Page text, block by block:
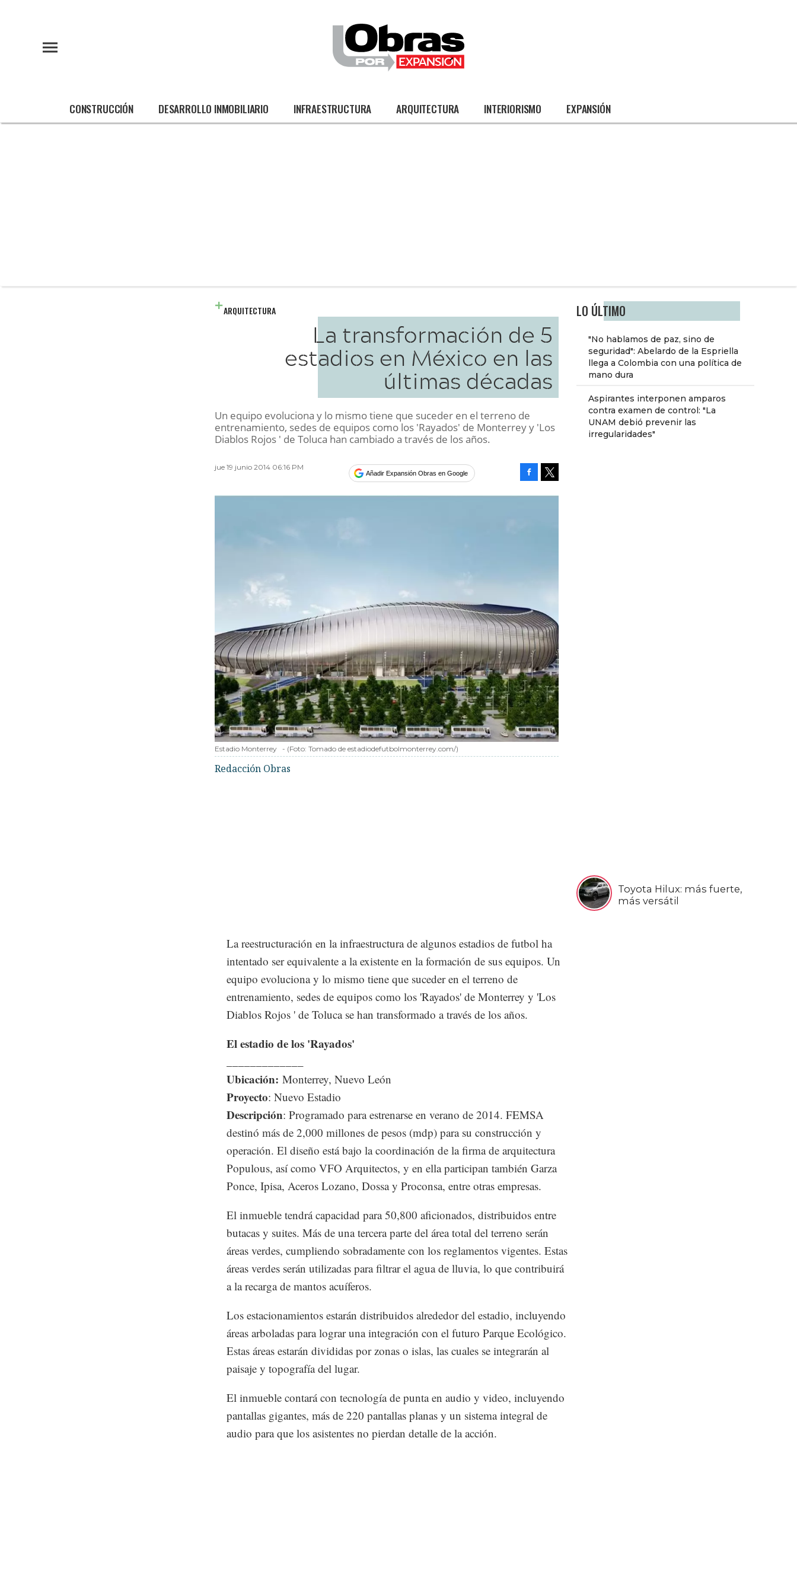
CONSTRUCCIÓN DESARROLLO INMOBILIARIO INFRAESTRUCTURA ARQUITECTURA INTERIORISMO EXPANSIÓN
LO ÚLTIMO
"No hablamos de paz, sino de
seguridad": Abelardo de la Espriella
llega a Colombia con una política de
mano dura
Aspirantes interponen amparos
contra examen de control: "La
UNAM debió prevenir las
irregularidades"
Toyota Hilux: más fuerte,
más versátil
ARQUITECTURA
La transformación de 5
estadios en México en las
últimas décadas
Un equipo evoluciona y lo mismo tiene que suceder en el terreno de
entrenamiento, sedes de equipos como los 'Rayados' de Monterrey y 'Los
Diablos Rojos ' de Toluca han cambiado a través de los años.
jue 19 junio 2014 06:16 PM
Añadir Expansión Obras en Google
Estadio Monterrey - (Foto: Tomado de estadiodefutbolmonterrey.com/)
Redacción Obras
La reestructuración en la infraestructura de algunos estadios de futbol ha
intentado ser equivalente a la existente en la formación de sus equipos. Un
equipo evoluciona y lo mismo tiene que suceder en el terreno de
entrenamiento, sedes de equipos como los 'Rayados' de Monterrey y 'Los
Diablos Rojos ' de Toluca se han transformado a través de los años.
El estadio de los 'Rayados'
Ubicación: Monterrey, Nuevo León
Proyecto: Nuevo Estadio
Descripción: Programado para estrenarse en verano de 2014. FEMSA
destinó más de 2,000 millones de pesos (mdp) para su construcción y
operación. El diseño está bajo la coordinación de la firma de arquitectura
Populous, así como VFO Arquitectos, y en ella participan también Garza
Ponce, Ipisa, Aceros Lozano, Dossa y Proconsa, entre otras empresas.
El inmueble tendrá capacidad para 50,800 aficionados, distribuidos entre
butacas y suites. Más de una tercera parte del área total del terreno serán
áreas verdes, cumpliendo sobradamente con los reglamentos vigentes. Estas
áreas verdes serán utilizadas para filtrar el agua de lluvia, lo que contribuirá
a la recarga de mantos acuíferos.
Los estacionamientos estarán distribuidos alrededor del estadio, incluyendo
áreas arboladas para lograr una integración con el futuro Parque Ecológico.
Estas áreas estarán divididas por zonas o islas, las cuales se integrarán al
paisaje y topografía del lugar.
El inmueble contará con tecnología de punta en audio y video, incluyendo
pantallas gigantes, más de 220 pantallas planas y un sistema integral de
audio para que los asistentes no pierdan detalle de la acción.